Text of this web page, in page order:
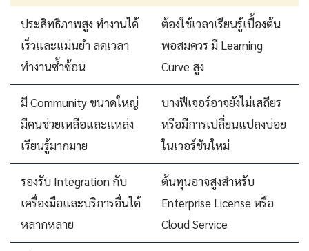
ประสิทธิภาพสูง ทำงานได้
เร็วและแม่นยำ ลดเวลา
ทำงานซ้ำซ้อน
ต้องใช้เวลาเรียนรู้เบื้องต้น
พอสมควร มี Learning
Curve สูง
มี Community ขนาดใหญ่
มีคนช่วยเหลือและแหล่ง
เรียนรู้มากมาย
บางฟีเจอร์อาจยังไม่เสถียร
หรือมีการเปลี่ยนแปลงบ่อย
ในเวอร์ชันใหม่
รองรับ Integration กับ
เครื่องมือและบริการอื่นได้
หลากหลาย
ต้นทุนอาจสูงสำหรับ
Enterprise License หรือ
Cloud Service